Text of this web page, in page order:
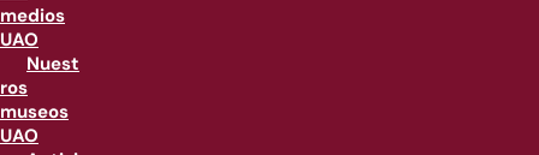
medios
UAO
Nuest
ros
museos
UAO